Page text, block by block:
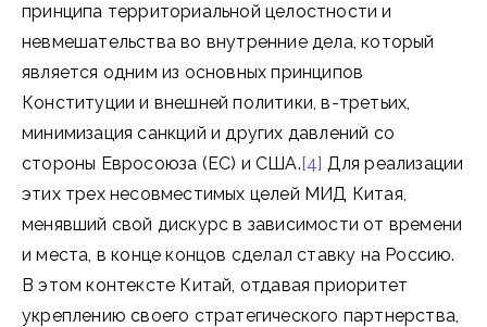
принципа территориальной целостности и
невмешательства во внутренние дела, который
является одним из основных принципов
Конституции и внешней политики, в-третьих,
минимизация санкций и других давлений со
стороны Евросоюза (ЕС) и США.[4] Для реализации
этих трех несовместимых целей МИД Китая,
менявший свой дискурс в зависимости от времени
и места, в конце концов сделал ставку на Россию.
В этом контексте Китай, отдавая приоритет
укреплению своего стратегического партнерства,